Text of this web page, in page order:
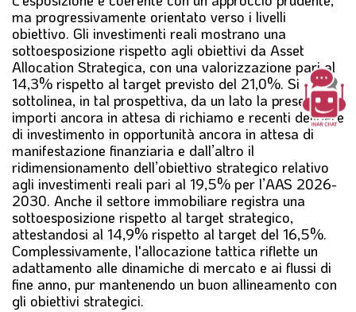
ma progressivamente orientato verso i livelli
obiettivo. Gli investimenti reali mostrano una
sottoesposizione rispetto agli obiettivi da Asset
Allocation Strategica, con una valorizzazione pari al
14,3% rispetto al target previsto del 21,0%. Si
sottolinea, in tal prospettiva, da un lato la presenza di
importi ancora in attesa di richiamo e recenti delibere
di investimento in opportunità ancora in attesa di
manifestazione finanziaria e dall’altro il
ridimensionamento dell’obiettivo strategico relativo
agli investimenti reali pari al 19,5% per l’AAS 2026-
2030. Anche il settore immobiliare registra una
sottoesposizione rispetto al target strategico,
attestandosi al 14,9% rispetto al target del 16,5%.
Complessivamente, l'allocazione tattica riflette un
adattamento alle dinamiche di mercato e ai flussi di
fine anno, pur mantenendo un buon allineamento con
gli obiettivi strategici.